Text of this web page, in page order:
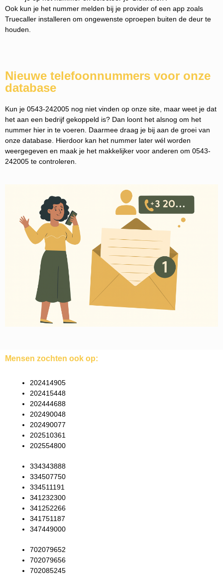
Ook kun je het nummer melden bij je provider of een app zoals
Truecaller installeren om ongewenste oproepen buiten de deur te
houden.
Nieuwe telefoonnummers voor onze
database
Kun je 0543-242005 nog niet vinden op onze site, maar weet je dat
het aan een bedrijf gekoppeld is? Dan loont het alsnog om het
nummer hier in te voeren. Daarmee draag je bij aan de groei van
onze database. Hierdoor kan het nummer later wél worden
weergegeven en maak je het makkelijker voor anderen om 0543-
242005 te controleren.
Mensen zochten ook op:
202414905
202415448
202444688
202490048
202490077
202510361
202554800
334343888
334507750
334511191
341232300
341252266
341751187
347449000
702079652
702079656
702085245